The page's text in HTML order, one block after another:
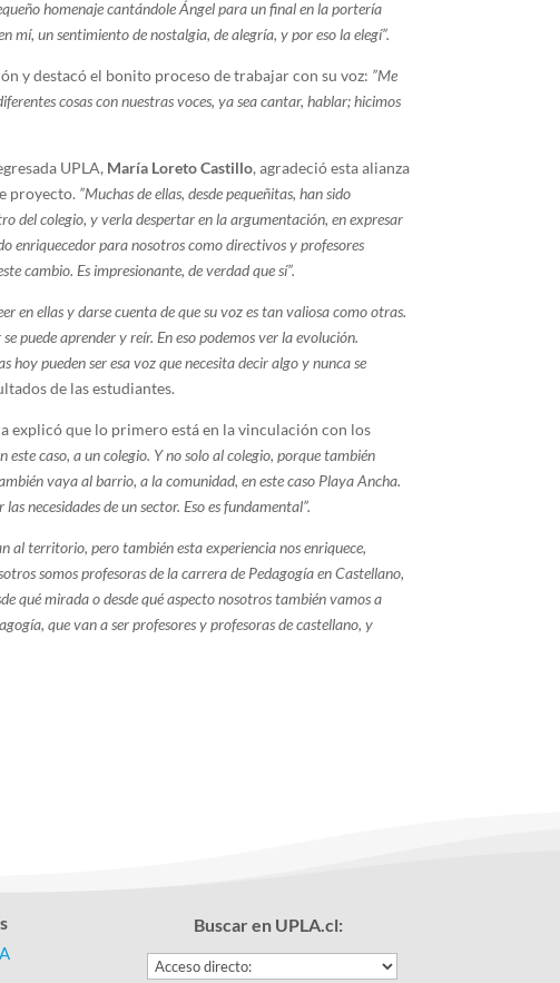
homenaje cantándole Ángel para un final en la portería
mí, un sentimiento de nostalgia, de alegría, y por eso la elegí”.
y destacó el bonito proceso de trabajar con su voz: ”Me
cosas con nuestras voces, ya sea cantar, hablar; hicimos
UPLA, María Loreto Castillo, agradeció esta alianza
proyecto. ”Muchas de ellas, desde pequeñitas, han sido
del colegio, y verla despertar en la argumentación, en expresar
enriquecedor para nosotros como directivos y profesores
cambio. Es impresionante, de verdad que sí”.
en ellas y darse cuenta de que su voz es tan valiosa como otras.
puede aprender y reír. En eso podemos ver la evolución.
hoy pueden ser esa voz que necesita decir algo y nunca se
de las estudiantes.
explicó que lo primero está en la vinculación con los
este caso, a un colegio. Y no solo al colegio, porque también
vaya al barrio, a la comunidad, en este caso Playa Ancha.
necesidades de un sector. Eso es fundamental”.
al territorio, pero también esta experiencia nos enriquece,
somos profesoras de la carrera de Pedagogía en Castellano,
qué mirada o desde qué aspecto nosotros también vamos a
que van a ser profesores y profesoras de castellano, y
Buscar en UPLA.cl: